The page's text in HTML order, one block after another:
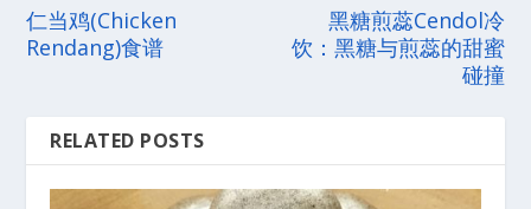
仁当鸡(Chicken
Rendang)食谱
黑糖煎蕊Cendol冷
饮：黑糖与煎蕊的甜蜜
碰撞
RELATED POSTS